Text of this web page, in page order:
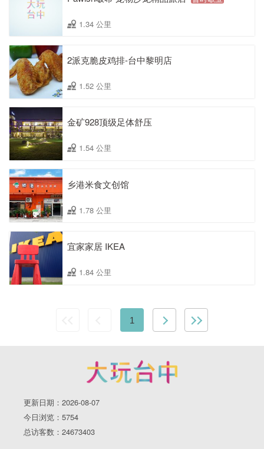
1.34 公里
2派克脆皮鸡排-台中黎明店
1.52 公里
金矿928顶级足体舒压
1.54 公里
乡港米食文创馆
1.78 公里
宜家家居 IKEA
1.84 公里
1
更新日期：2026-08-07
今日浏览：5754
总访客数：24673403